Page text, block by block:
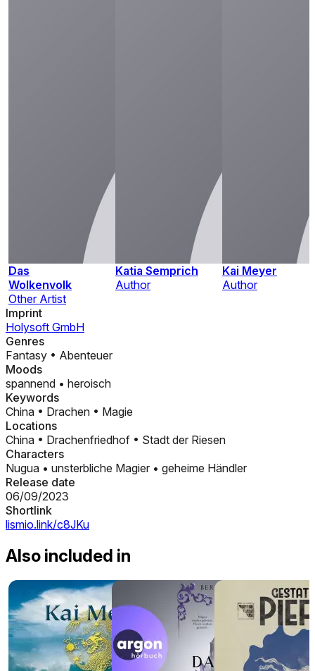
Das
Wolkenvolk
Other Artist
Katia Semprich
Author
Kai Meyer
Author
Imprint
Holysoft GmbH
Genres
Fantasy • Abenteuer
Moods
spannend • heroisch
Keywords
China • Drachen • Magie
Locations
China • Drachenfriedhof • Stadt der Riesen
Characters
Nugua • unsterbliche Magier • geheime Händler
Release date
06/09/2023
Shortlink
lismio.link/c8JKu
Also included in